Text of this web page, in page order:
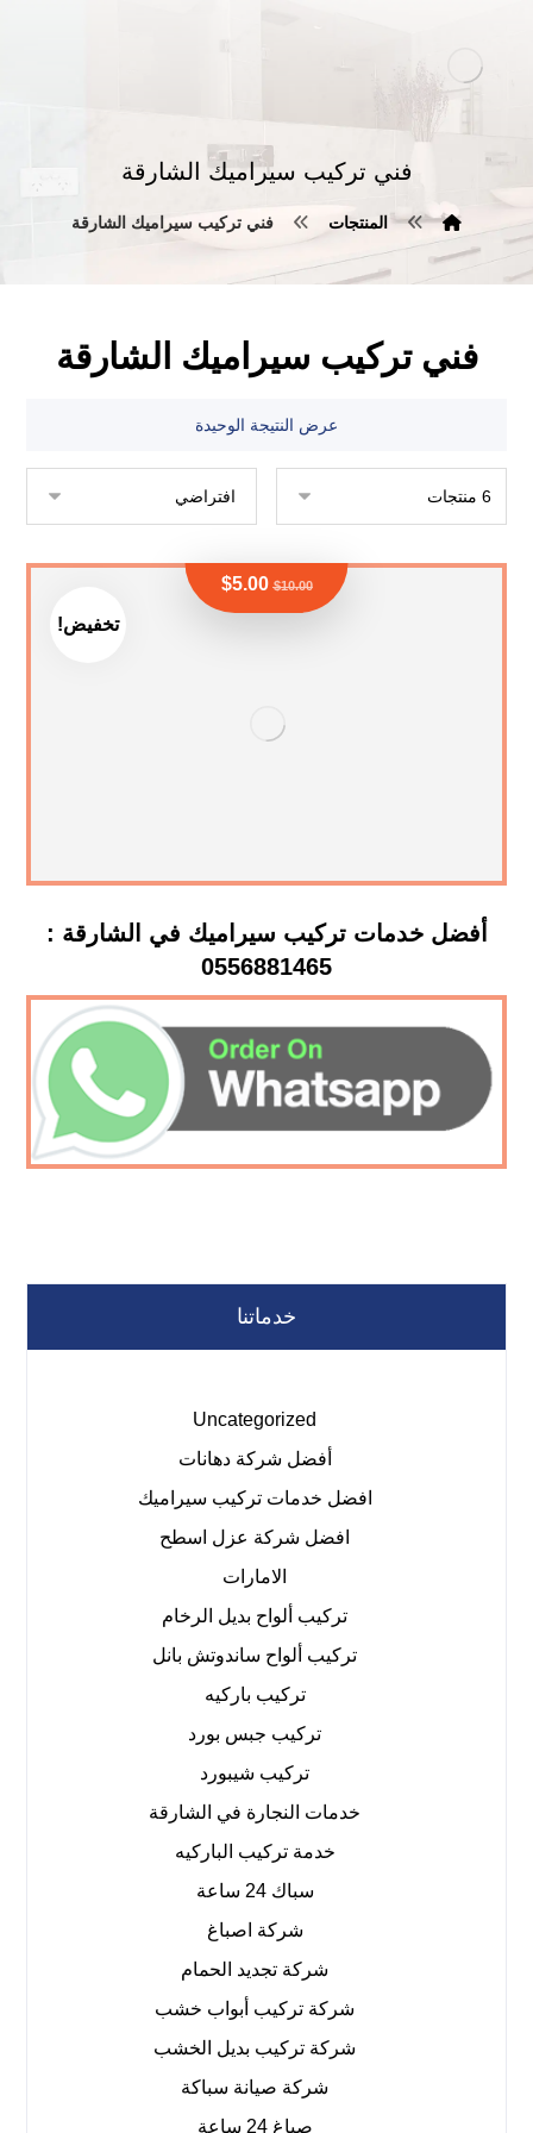
فني تركيب سيراميك الشارقة
المنتجات فني تركيب سيراميك الشارقة
فني تركيب سيراميك الشارقة
عرض النتيجة الوحيدة
تخفيض!
أفضل خدمات تركيب سيراميك في الشارقة :
0556881465
$10.00
$5.00
خدماتنا
Uncategorized
أفضل شركة دهانات
افضل خدمات تركيب سيراميك
افضل شركة عزل اسطح
الامارات
تركيب ألواح بديل الرخام
تركيب ألواح ساندوتش بانل
تركيب باركيه
تركيب جبس بورد
تركيب شيبورد
خدمات النجارة في الشارقة
خدمة تركيب الباركيه
سباك 24 ساعة
شركة اصباغ
شركة تجديد الحمام
شركة تركيب أبواب خشب
شركة تركيب بديل الخشب
شركة صيانة سباكة
صباغ 24 ساعة